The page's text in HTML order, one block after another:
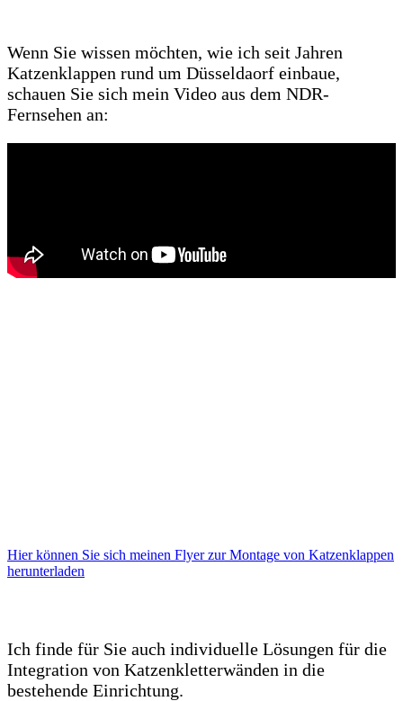
Wenn Sie wissen möchten, wie ich seit Jahren
Katzenklappen rund um Düsseldaorf einbaue,
schauen Sie sich mein Video aus dem NDR-
Fernsehen an:
Hier können Sie sich meinen Flyer zur Montage von Katzenklappen
herunterladen
Ich finde für Sie auch individuelle Lösungen für die
Integration von Katzenkletterwänden in die
bestehende Einrichtung.